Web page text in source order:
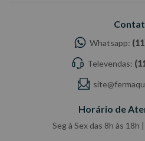
Whatsapp:
Televendas:
Horário de
Seg à Sex das 8h às 18h